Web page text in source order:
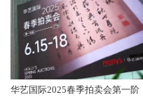
华艺国际2025春季拍卖会第一阶